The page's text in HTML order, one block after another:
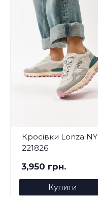
Кросівки Lonza NY
221826
3,950 грн.
Купити